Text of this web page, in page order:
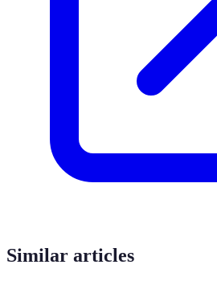
Similar articles